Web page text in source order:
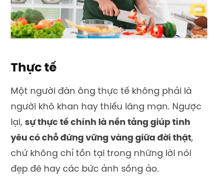
Thực tế
Một người đàn ông thực tế không phải là
người khô khan hay thiếu lãng mạn. Ngược
lại, sự thực tế chính là nền tảng giúp tình
yêu có chỗ đứng vững vàng giữa đời thật,
chứ không chỉ tồn tại trong những lời nói
đẹp đẽ hay các bức ảnh sống ảo.